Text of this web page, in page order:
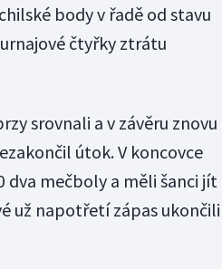
body v řadě od stavu
čtyřky ztrátu
srovnali a v závěru znovu
útok. V koncovce
dva mečboly a měli šanci jít
už napotřetí zápas ukončili